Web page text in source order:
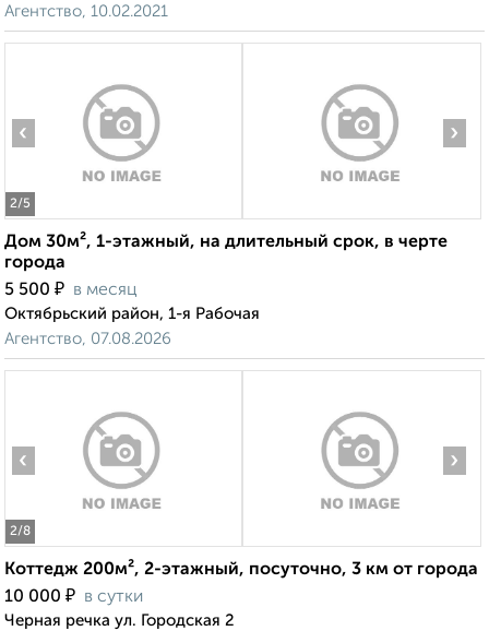
Агентство, 10.02.2021
2/5
‹ ›
Дом 30м², 1-этажный, на длительный срок, в черте
города
5 500 ₽ в месяц
Октябрьский район, 1-я Рабочая
Агентство, 07.08.2026
2/8
‹ ›
Коттедж 200м², 2-этажный, посуточно, 3 км от города
10 000 ₽ в сутки
Черная речка ул. Городская 2